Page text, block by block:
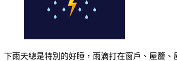
下雨天總是特別的好睡，雨滴打在窗戶、屋簷